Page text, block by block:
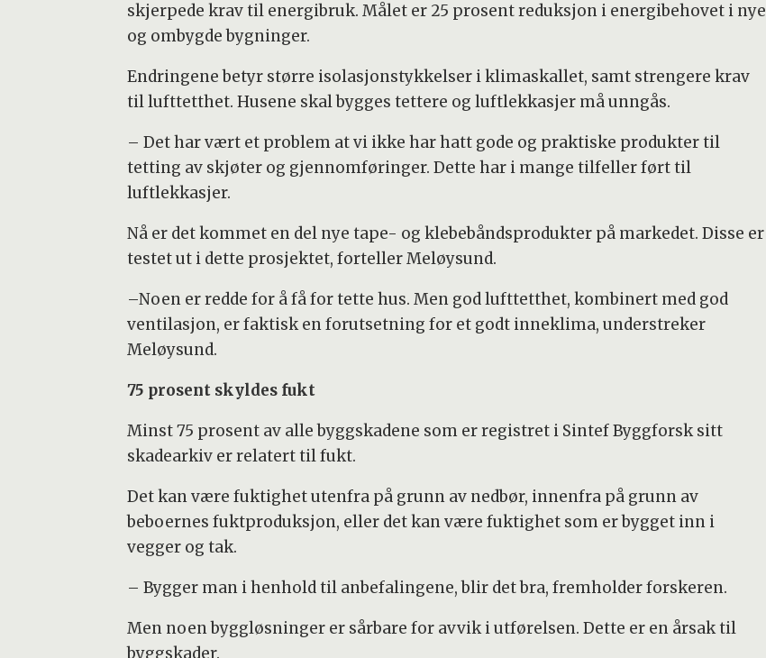
skjerpede krav til energibruk. Målet er 25 prosent reduksjon i energibehovet i nye
og ombygde bygninger.
Endringene betyr større isolasjonstykkelser i klimaskallet, samt strengere krav
til lufttetthet. Husene skal bygges tettere og luftlekkasjer må unngås.
– Det har vært et problem at vi ikke har hatt gode og praktiske produkter til
tetting av skjøter og gjennomføringer. Dette har i mange tilfeller ført til
luftlekkasjer.
Nå er det kommet en del nye tape- og klebebåndsprodukter på markedet. Disse er
testet ut i dette prosjektet, forteller Meløysund.
–Noen er redde for å få for tette hus. Men god lufttetthet, kombinert med god
ventilasjon, er faktisk en forutsetning for et godt inneklima, understreker
Meløysund.
75 prosent skyldes fukt
Minst 75 prosent av alle byggskadene som er registret i Sintef Byggforsk sitt
skadearkiv er relatert til fukt.
Det kan være fuktighet utenfra på grunn av nedbør, innenfra på grunn av
beboernes fuktproduksjon, eller det kan være fuktighet som er bygget inn i
vegger og tak.
– Bygger man i henhold til anbefalingene, blir det bra, fremholder forskeren.
Men noen byggløsninger er sårbare for avvik i utførelsen. Dette er en årsak til
byggskader.